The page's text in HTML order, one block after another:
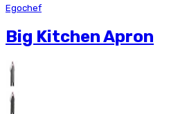
Egochef
Big Kitchen Apron